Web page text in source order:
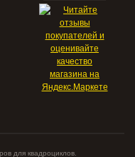
для квадроциклов.